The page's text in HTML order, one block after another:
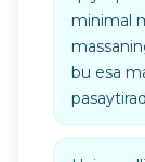
minimal
bu esa